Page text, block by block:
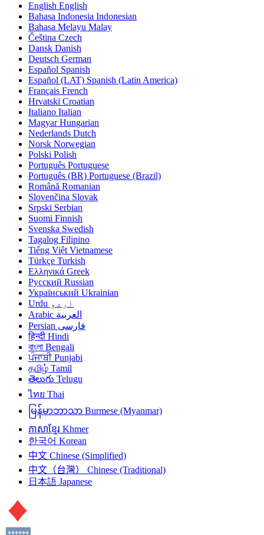
English English
Bahasa Indonesia Indonesian
Bahasa Melayu Malay
Čeština Czech
Dansk Danish
Deutsch German
Español Spanish
Español (LAT) Spanish (Latin America)
Français French
Hrvatski Croatian
Italiano Italian
Magyar Hungarian
Nederlands Dutch
Norsk Norwegian
Polski Polish
Português Portuguese
Português (BR) Portuguese (Brazil)
Română Romanian
Slovenčina Slovak
Srpski Serbian
Suomi Finnish
Svenska Swedish
Tagalog Filipino
Tiếng Việt Vietnamese
Türkçe Turkish
Ελληνικά Greek
Русский Russian
Український Ukrainian
اردو Urdu
العربية Arabic
فارسی Persian
हिन्दी Hindi
বাংলা Bengali
ਪੰਜਾਬੀ Punjabi
தமிழ் Tamil
తెలుగు Telugu
ไทย Thai
မြန်မာဘာသာ Burmese (Myanmar)
ភាសាខ្មែរ Khmer
한국어 Korean
中文 Chinese (Simplified)
中文（台灣）
Chinese (Traditional)
日本語 Japanese